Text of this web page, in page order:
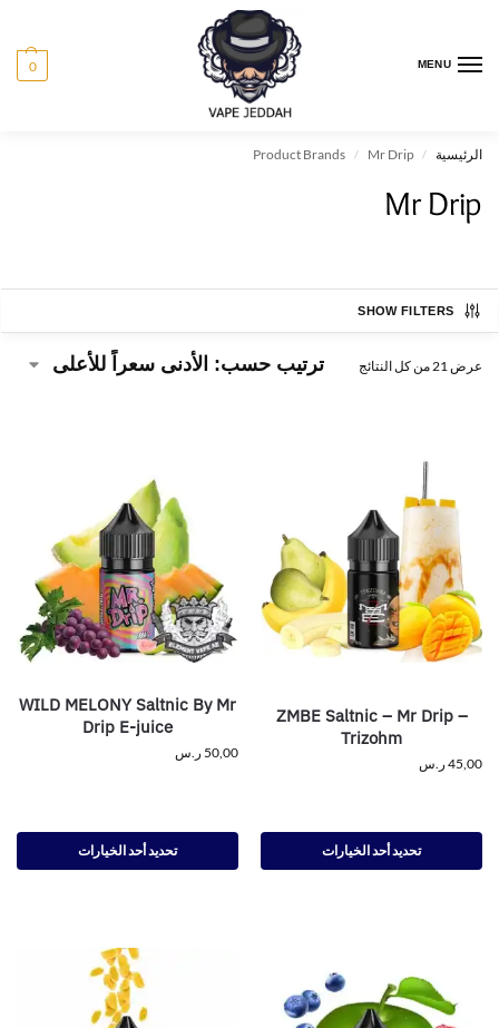
MENU
0
الرئيسية /
Product Brands / Mr Drip
Mr Drip
SHOW FILTERS
عرض ⁦21⁩ من كل النتائج
ZMBE Saltnic – Mr Drip –
Trizohm
45,00 ر.س
تحديد أحد الخيارات
WILD MELONY Saltnic By Mr
Drip E-juice
50,00 ر.س
تحديد أحد الخيارات